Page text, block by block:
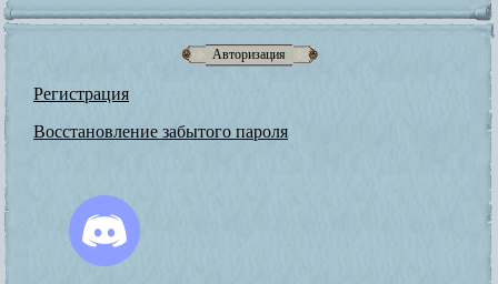
Авторизация
Регистрация
Восстановление забытого пароля